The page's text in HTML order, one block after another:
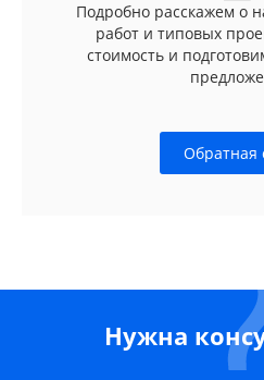
Подробно расскажем о
работ и типовых
стоимость и
Обратная
Нужна